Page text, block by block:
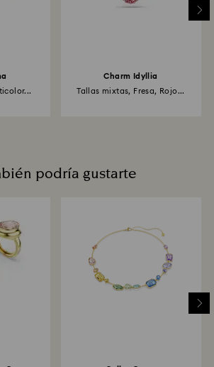
Charm Idyllia
Tallas mixtas, Fresa, Rojo...
podría gustarte